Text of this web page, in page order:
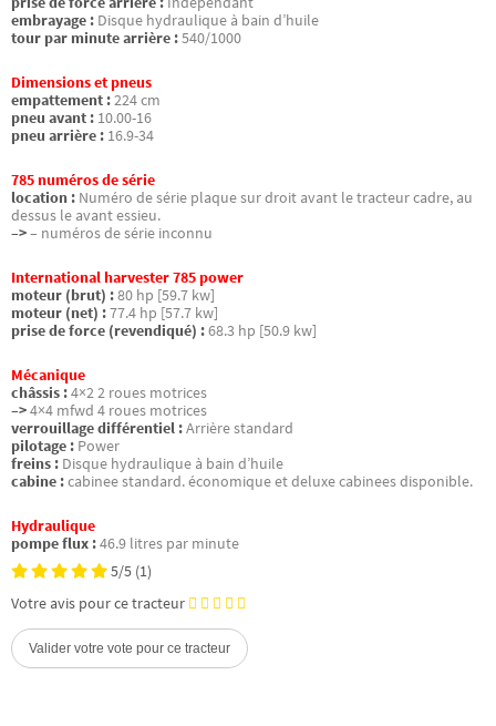
embrayage : Disque hydraulique à bain d’huile
tour par minute arrière :540/1000
Dimensions et pneus
empattement :224 cm
pneu avant : 10.00-16
pneu arrière : 16.9-34
785 numéros de série
location : Numéro de série plaque sur droit avant le tracteur cadre, au
dessus le avant essieu.
–>– numéros de série inconnu
International harvester 785 power
moteur (brut) :80 hp [59.7 kw]
moteur (net) :77.4 hp [57.7 kw]
prise de force (revendiqué) :68.3 hp [50.9 kw]
Mécanique
châssis :4×2 2 roues motrices
–>4×4 mfwd 4 roues motrices
verrouillage différentiel :Arrière standard
pilotage : Power
freins : Disque hydraulique à bain d’huile
cabine :cabinee standard. économique et deluxe cabinees disponible.
Hydraulique
pompe flux :46.9 litres par minute
5/5 (1)
Votre avis pour ce tracteur